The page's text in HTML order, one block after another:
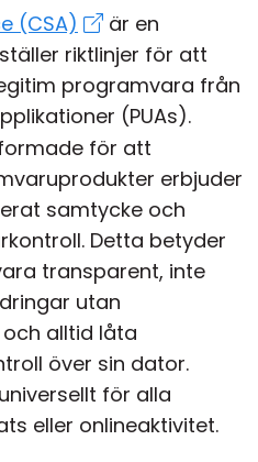
(CSA)
är en
riktlinjer för att
programvara från
(PUAs).
för att
erbjuder
samtycke och
Detta betyder
transparent, inte
utan
alltid låta
över sin dator.
för alla
eller onlineaktivitet.